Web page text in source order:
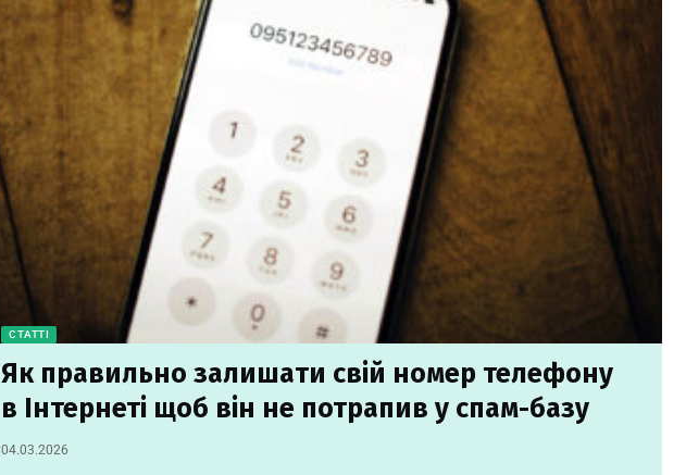
СТАТТІ
Як правильно залишати свій номер телефону
в Інтернеті щоб він не потрапив у спам-базу
04.03.2026